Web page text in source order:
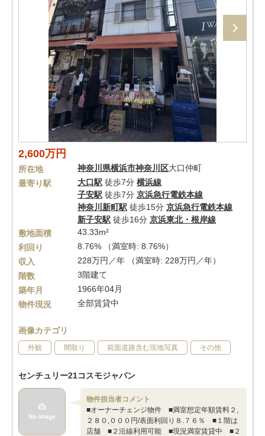
2,600万円
所在地 神奈川県横浜市神奈川区大口仲町
最寄り駅
大口駅 徒歩7分 横浜線
子安駅 徒歩7分 京浜急行電鉄本線
神奈川新町駅 徒歩15分 京浜急行電鉄本線
新子安駅 徒歩16分 京浜東北・根岸線
敷地面積
43.33m²
利回り
8.76% （満室時: 8.76%）
収入
228万円／年 （満室時: 228万円／年）
階数
3階建て
築年月
1966年04月
物件現況
全部賃貸中
画像カテゴリ
外観 間取り 前面道路含む現地写真 その他
センチュリー21コスモジャパン
物件担当者コメント
■オーナーチェンジ物件 ■満室想定年額賃料２,
２８０,０００円/表面利回り８.７６％ ■１階は
店舗 ■２沿線利用可能 ■現況満室賃貸中 ■２